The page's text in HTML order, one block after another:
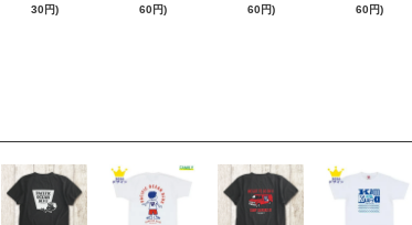
30円)
60円)
60円)
60円)